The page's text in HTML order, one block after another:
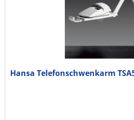
Hansa Telefonschwenkarm